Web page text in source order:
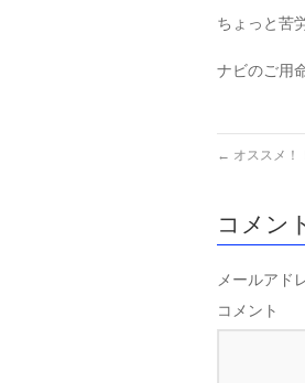
ちょっと苦
ナビのご用
← オススメ！
コメン
メールアド
コメント